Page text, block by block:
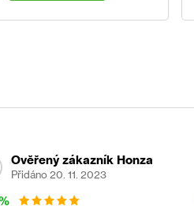
Ověřený zákazník Honza
Přidáno 20. 11. 2023